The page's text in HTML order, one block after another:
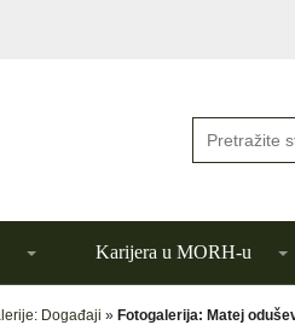
Karijera u MORH-u
Događaji » Fotogalerija: Matej